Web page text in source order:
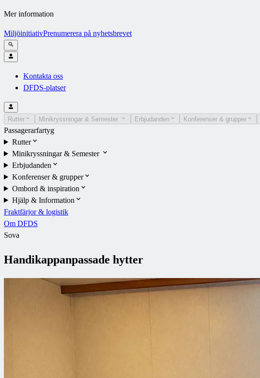
Mer information
MiljöinitiativPrenumerera på nyhetsbrevet
Kontakta oss
DFDS-platser
Rutter Minikryssningar & Semester Erbjudanden Konferenser & grupper
Passagerarfartyg
Rutter
Minikryssningar & Semester
Erbjudanden
Konferenser & grupper
Ombord & inspiration
Hjälp & Information
Fraktfärjor & logistik
Om DFDS
Sova
Handikappanpassade hytter